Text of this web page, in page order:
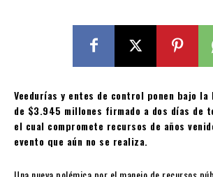
Veedurías y entes de control ponen bajo
de $3.945 millones firmado a dos días de
el cual compromete recursos de años
evento que aún no se realiza.